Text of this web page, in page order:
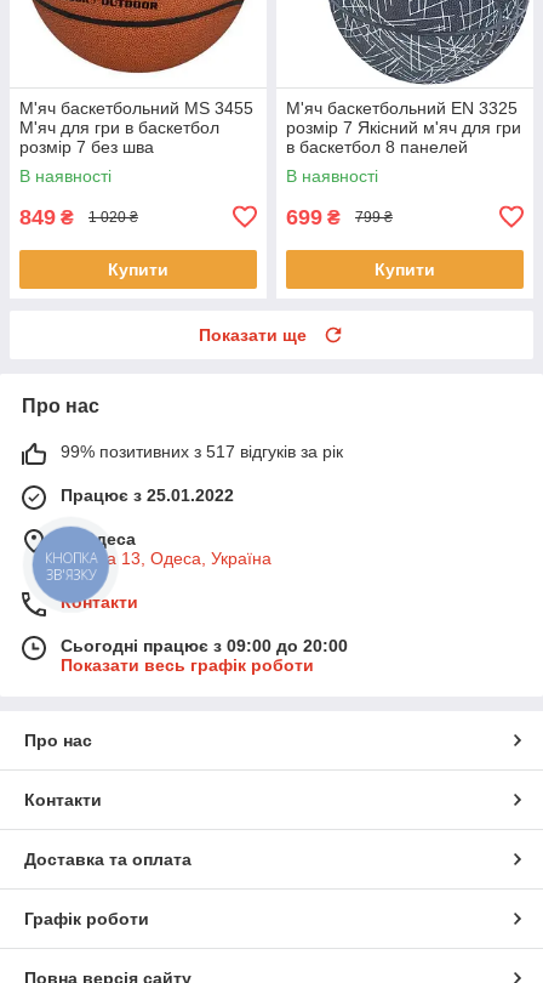
М'яч баскетбольний MS 3455
М'яч для гри в баскетбол
розмір 7 без шва
В наявності
849 ₴ 1 020 ₴
Купити
М'яч баскетбольний EN 3325
розмір 7 Якісний м'яч для гри
в баскетбол 8 панелей
В наявності
699 ₴ 799 ₴
Купити
Показати ще
Про нас
99% позитивних з 517 відгуків за рік
Працює з 25.01.2022
м. Одеса
Базова 13, Одеса, Україна
Контакти
Сьогодні працює з 09:00 до 20:00
Показати весь графік роботи
Про нас
Контакти
Доставка та оплата
Графік роботи
Повна версія сайту
КНОПКА
ЗВ'ЯЗКУ